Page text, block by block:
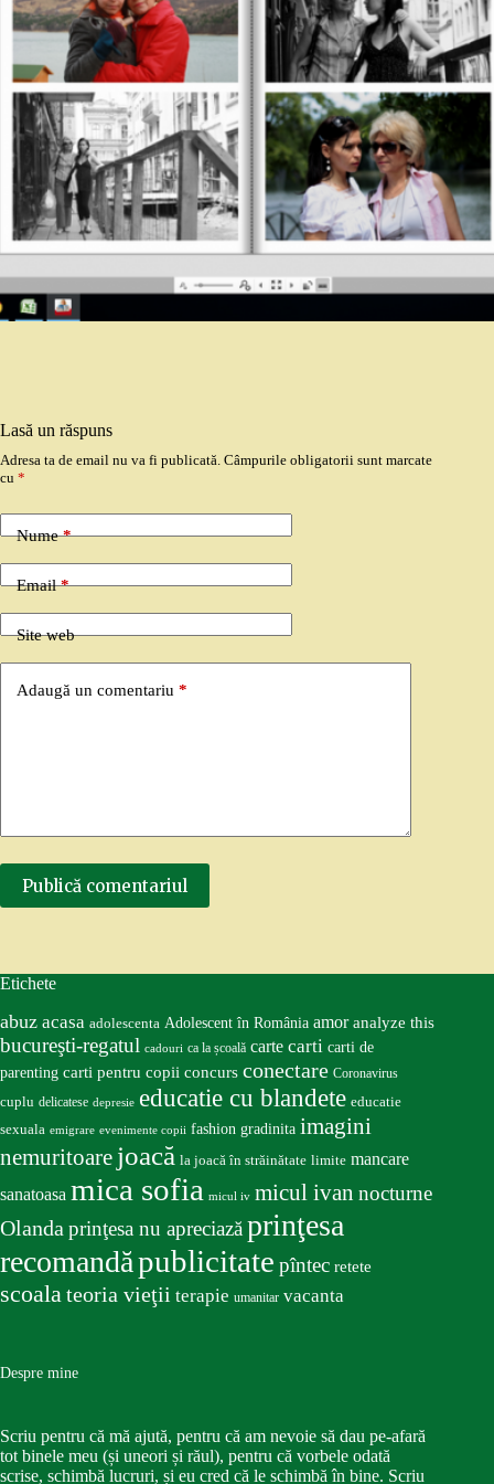
Lasă un răspuns
Adresa ta de email nu va fi publicată. Câmpurile obligatorii sunt marcate
cu *
Nume*
Email*
Site web
Adaugă un comentariu *
Publică comentariul
Etichete
abuz acasa adolescenta Adolescent în România amor analyze this
bucureşti-regatul cadouri ca la școală carte carti carti de
parenting carti pentru copii concurs conectare Coronavirus
cuplu delicatese depresie educatie cu blandete educatie
sexuala emigrare evenimente copii fashion gradinita imagini
nemuritoare joacă la joacă în străinătate limite mancare
sanatoasa mica sofia micul iv micul ivan nocturne
Olandaprinţesa nu apreciazăprinţesa
recomandăpublicitate pîntec retete
scoalateoria vieţii terapie umanitar vacanta
Despre mine
Scriu pentru că mă ajută, pentru că am nevoie să dau pe-afară
tot binele meu (și uneori și răul), pentru că vorbele odată
scrise, schimbă lucruri, și eu cred că le schimbă în bine. Scriu